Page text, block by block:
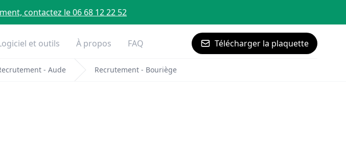
contactez le 06 68 12 22 52
et outils À propos FAQ Télécharger la plaquette
- Aude Recrutement - Bouriège